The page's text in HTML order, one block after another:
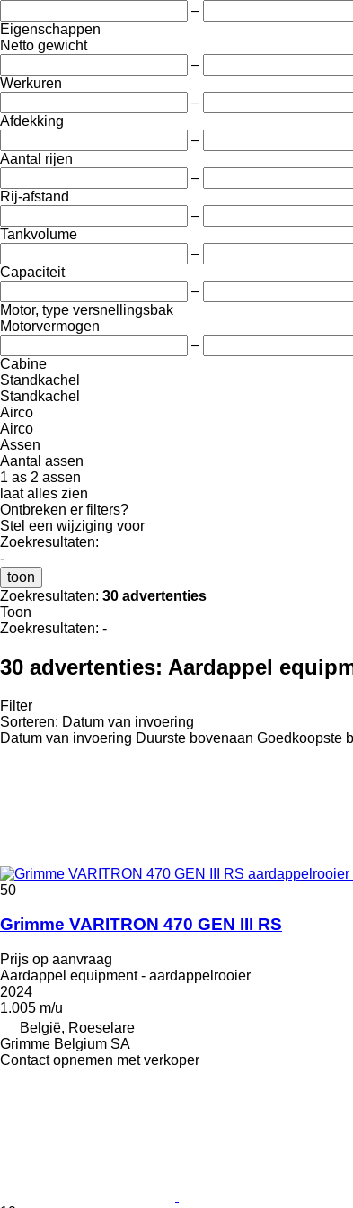
–
Eigenschappen
Netto gewicht
–
Werkuren
–
Afdekking
–
Aantal rijen
–
Rij-afstand
–
Tankvolume
–
Capaciteit
–
Motor, type versnellingsbak
Motorvermogen
–
Cabine
Standkachel
Standkachel
Airco
Airco
Assen
Aantal assen
1 as 2 assen
laat alles zien
Ontbreken er filters?
Stel een wijziging voor
Zoekresultaten:
-
toon
Zoekresultaten: 30 advertenties
Toon
Zoekresultaten: -
30 advertenties: Aardappel
Filter
Sorteren: Datum van invoering
Datum van invoering Duurste bovenaan Goedkoopste
50
Grimme VARITRON 470 GEN III RS
Prijs op aanvraag
Aardappel equipment - aardappelrooier
2024
1.005 m/u
België, Roeselare
Grimme Belgium SA
Contact opnemen met verkoper